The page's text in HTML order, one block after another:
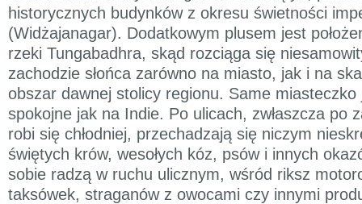
historycznych budynków z okresu świetności
(Widżajanagar). Dodatkowym plusem jest
rzeki Tungabadhra, skąd rozciąga się
zachodzie słońca zarówno na miasto, jak i na
obszar dawnej stolicy regionu. Same miasteczko
spokojne jak na Indie. Po ulicach, zwłaszcza po
robi się chłodniej, przechadzają się niczym
świętych krów, wesołych kóz, psów i innych
sobie radzą w ruchu ulicznym, wśród riksz
taksówek, straganów z owocami czy innymi